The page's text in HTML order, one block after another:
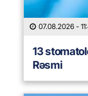
07.08.2026 -
13
Rəsmi